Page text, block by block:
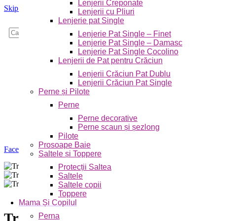
Skip to navigation Skip to main content
Caută
Lenjerii Creponate
Lenjerii cu Pliuri
Lenjerie pat Single
Lenjerie Pat Single – Finet
Lenjerie Pat Single – Damasc
Lenjerie Pat Single Cocolino
Lenjerii de Pat pentru Crăciun
Lenjerii Crăciun Pat Dublu
Lenjerii Crăciun Pat Single
Perne și Pilote
Perne
Perne decorative
Perne scaun și șezlong
Pilote
Prosoape Baie
Saltele și Toppere
Protecții Saltea
Saltele
Saltele copii
Toppere
Mama Și Copilul
Perna
Faceți click pentru a mări
Trusou Botez 6 piese personalizat cu